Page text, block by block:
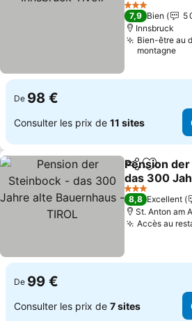
Consulter les
3 Étoiles
7,9 Bien
5
Innsbruck
Bien-être au
montagne
De 98 €
Consulter les prix de 11 sites
PartagerAjouter
Pension
das 300
Bauernhaus
Consulter
3 Étoiles
8,8 Excellent
St. Anton am
Accès au
De 99 €
Consulter les prix de 7 sites